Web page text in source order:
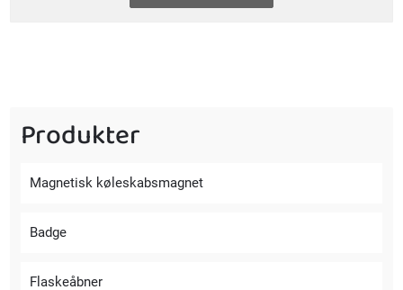
Produkter
Magnetisk køleskabsmagnet
Badge
Flaskeåbner